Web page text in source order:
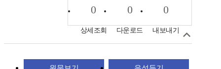
0
상세조회
0
다운로드
0
내보내기